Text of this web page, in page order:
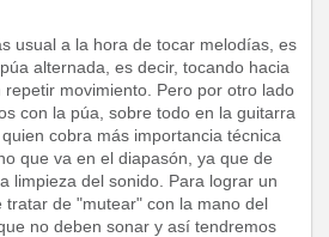
usual a la hora de tocar melodías, es
alternada, es decir, tocando hacia
movimiento. Pero por otro lado
con la púa, sobre todo en la guitarra
cobra más importancia técnica
que va en el diapasón, ya que de
limpieza del sonido. Para lograr un
tratar de "mutear" con la mano del
no deben sonar y así tendremos